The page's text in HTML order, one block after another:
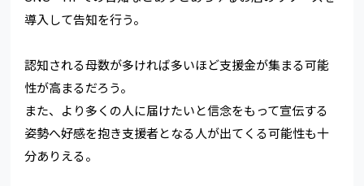
導入して告知を行う。
認知される母数が多ければ多いほど支援金が集まる可能
性が高まるだろう。
また、より多くの人に届けたいと信念をもって宣伝する
姿勢へ好感を抱き支援者となる人が出てくる可能性も十
分ありえる。